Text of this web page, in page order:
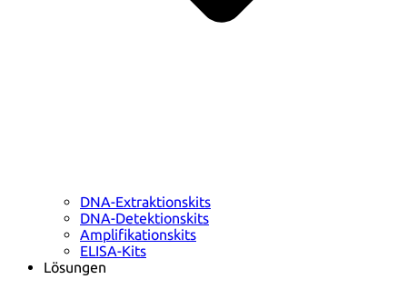
DNA-Extraktionskits
DNA-Detektionskits
Amplifikationskits
ELISA-Kits
Lösungen